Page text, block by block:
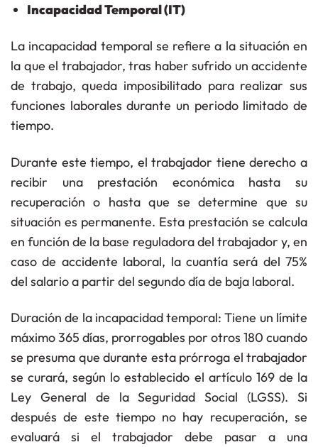
Incapacidad Temporal (IT)
La incapacidad temporal se refiere a la situación en
la que el trabajador, tras haber sufrido un accidente
de trabajo, queda imposibilitado para realizar sus
funciones laborales durante un periodo limitado de
tiempo.
Durante este tiempo, el trabajador tiene derecho a
recibir una prestación económica hasta su
recuperación o hasta que se determine que su
situación es permanente. Esta prestación se calcula
en función de la base reguladora del trabajador y, en
caso de accidente laboral, la cuantía será del 75%
del salarioa partir del segundo día de baja laboral.
Duración de la incapacidad temporal: Tiene un límite
máximo 365 días, prorrogables por otros 180 cuando
se presuma que durante esta prórroga el trabajador
se curará, según lo establecido el artículo 169 de la
Ley General de la Seguridad Social (LGSS)​. Si
después de este tiempo no hay recuperación, se
evaluará si el trabajador debe pasar a una